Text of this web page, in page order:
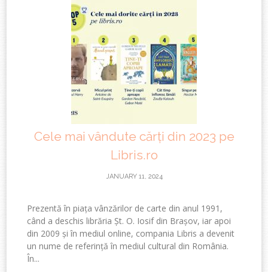
Cele mai vândute cărți din 2023 pe
Libris.ro
JANUARY 11, 2024
Prezentă în piața vânzărilor de carte din anul 1991,
când a deschis librăria Șt. O. Iosif din Brașov, iar apoi
din 2009 și în mediul online, compania Libris a devenit
un nume de referință în mediul cultural din România.
În...